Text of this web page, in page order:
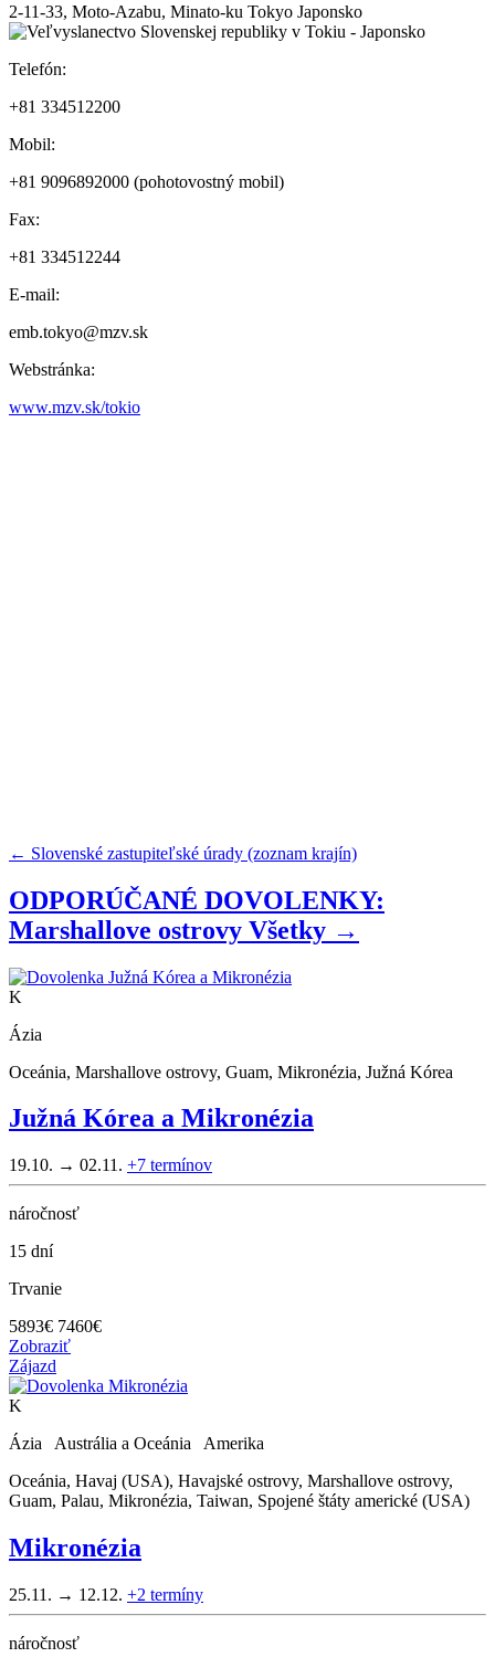
2-11-33, Moto-Azabu, Minato-ku Tokyo Japonsko
Telefón:
+81 334512200
Mobil:
+81 9096892000 (pohotovostný mobil)
Fax:
+81 334512244
E-mail:
emb.tokyo@mzv.sk
Webstránka:
www.mzv.sk/tokio
← Slovenské zastupiteľské úrady (zoznam krajín)
ODPORÚČANÉ DOVOLENKY:
Marshallove ostrovy Všetky →
K
Ázia
Oceánia, Marshallove ostrovy, Guam, Mikronézia, Južná Kórea
Južná Kórea a Mikronézia
19.10. → 02.11. +7 termínov
náročnosť
15 dní
Trvanie
5893€ 7460€
Zobraziť
Zájazd
K
Ázia Austrália a Oceánia Amerika
Oceánia, Havaj (USA), Havajské ostrovy, Marshallove ostrovy,
Guam, Palau, Mikronézia, Taiwan, Spojené štáty americké (USA)
Mikronézia
25.11. → 12.12. +2 termíny
náročnosť